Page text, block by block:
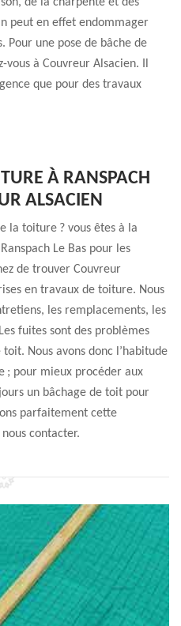
peut en effet endommager
Pour une pose de bâche de
à Couvreur Alsacien. Il
que pour des travaux
À RANSPACH
ALSACIEN
la toiture ? vous êtes à la
Le Bas pour les
de trouver Couvreur
en travaux de toiture. Nous
les remplacements, les
fuites sont des problèmes
Nous avons donc l’habitude
; pour mieux procéder aux
un bâchage de toit pour
parfaitement cette
contacter.